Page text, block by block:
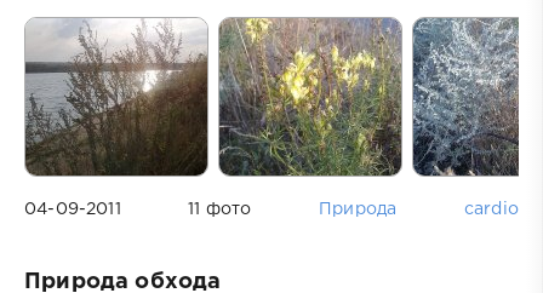
04-09-2011 11 фото Природа cardio
Природа обхода